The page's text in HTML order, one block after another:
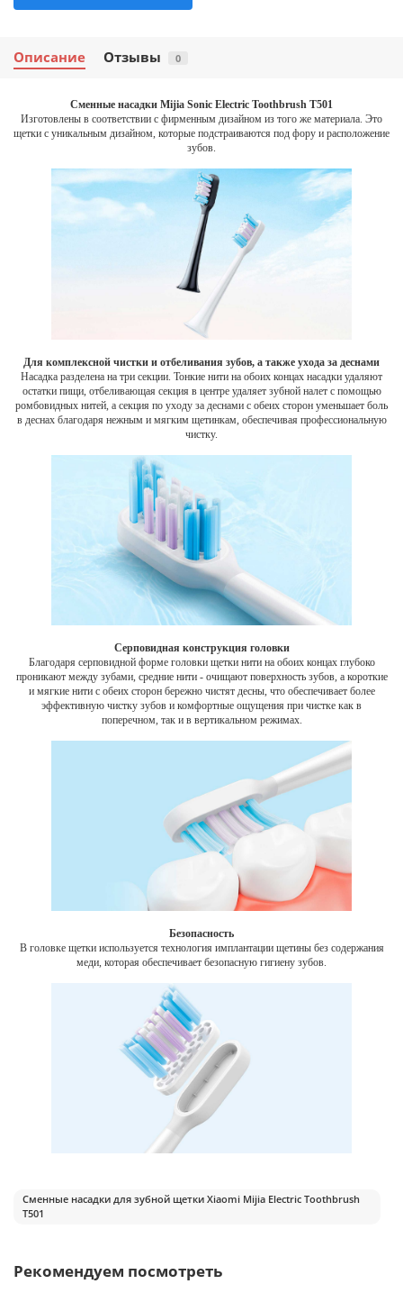
Описание Отзывы 0
Сменные насадки Mijia Sonic Electric Toothbrush T501
Изготовлены в соответствии с фирменным дизайном из того же материала. Это
щетки с уникальным дизайном, которые подстраиваются под фору и расположение
зубов.
Для комплексной чистки и отбеливания зубов, а также ухода за деснами
Насадка разделена на три секции. Тонкие нити на обоих концах насадки удаляют
остатки пищи, отбеливающая секция в центре удаляет зубной налет с помощью
ромбовидных нитей, а секция по уходу за деснами с обеих сторон уменьшает боль
в деснах благодаря нежным и мягким щетинкам, обеспечивая профессиональную
чистку.
Серповидная конструкция головки
Благодаря серповидной форме головки щетки нити на обоих концах глубоко
проникают между зубами, средние нити - очищают поверхность зубов, а короткие
и мягкие нити с обеих сторон бережно чистят десны, что обеспечивает более
эффективную чистку зубов и комфортные ощущения при чистке как в
поперечном, так и в вертикальном режимах.
Безопасность
В головке щетки используется технология имплантации щетины без содержания
меди, которая обеспечивает безопасную гигиену зубов.
Сменные насадки для зубной щетки Xiaomi Mijia Electric Toothbrush
T501
Рекомендуем посмотреть